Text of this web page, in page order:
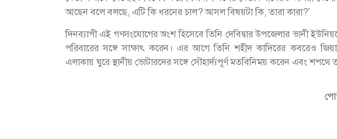
আছেন বলে বলছে, এটি কি ধরনের চাল? আসল বিষয়টা কি, তারা কারা?’
দিনব্যাপী এই গণসংযোগের অংশ হিসেবে তিনি দেবিদ্বার উপজেলার ভানী
পরিবারের সঙ্গে সাক্ষাৎ করেন। এর আগে তিনি শহীদ কাদিরের কবরেও
এলাকায় ঘুরে স্থানীয় ভোটারদের সঙ্গে সৌহার্দ্যপূর্ণ মতবিনিময় করেন এবং শপথে